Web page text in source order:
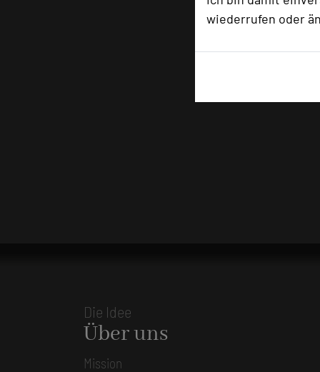
wiederrufen oder
Die Idee
Über uns
Mission